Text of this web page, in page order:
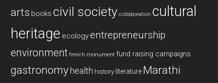
arts books civil society collaboration cultural
heritage ecologyentrepreneurship
environment french monument fund raising campaigns
gastronomy health history literature Marathi